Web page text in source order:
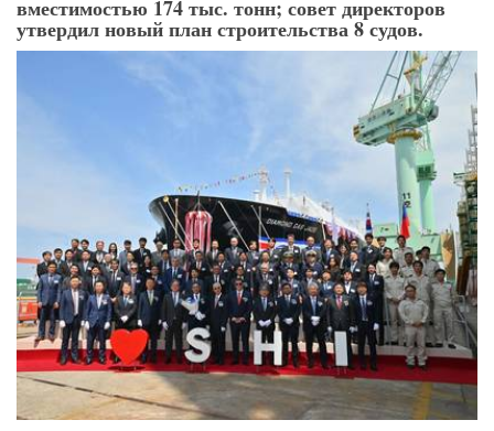
Состоялась церемония крещения судна для
перевозки сжиженного природного газа (СПГ)
вместимостью 174 тыс. тонн; совет директоров
утвердил новый план строительства 8 судов.